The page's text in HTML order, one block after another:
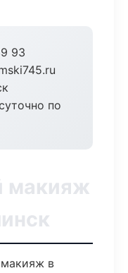
93
по
макияж
макияж в